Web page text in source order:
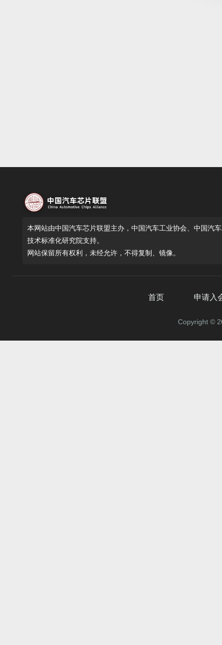
本网站由中国汽车芯片联盟主办，中国汽车工业协会、中国汽
技术标准化研究院支持。
网站保留所有权利，未经允许，不得复制、镜像。
首页 申请入
Copyright ©